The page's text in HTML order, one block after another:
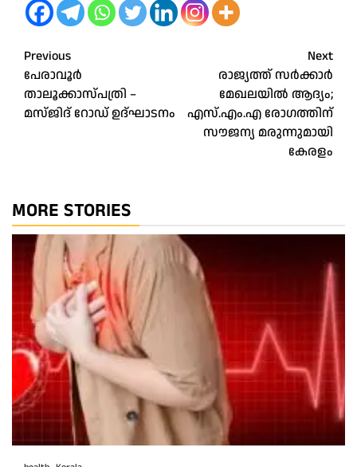
Post
navigation
Previous
പേരാവൂർ
താലൂക്കാസ്പത്രി –
മസ്ജിദ് റോഡ് ഉദ്ഘാടനം
Next
രാജ്യത്ത് സർക്കാർ
മേഖലയിൽ ആദ്യം;
എസ്.എം.എ രോഗത്തിന്
സൗജന്യ മരുന്നുമായി
കേരളം
MORE STORIES